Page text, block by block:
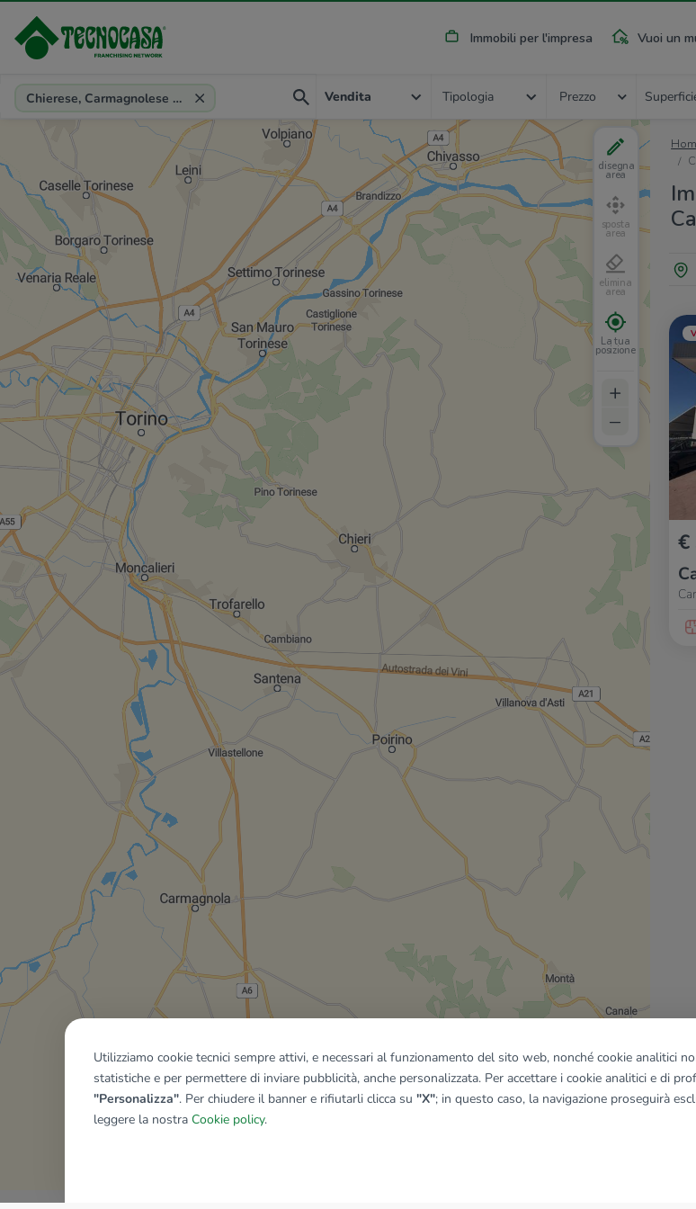
Immobili per l'impresa Vuoi un
Provincia, comune, zona, riferimento
Chierese, Carmagnolese (Torino) Vendita Tipologia Prezzo
€
disegna
area
sposta
area
elimina
area
La tua
posizione
+
–
Mostra tutti gli immobili del riquadro
Utilizziamo cookie tecnici sempre attivi, e necessari al funzionamento del sito web, nonché cookie analitici
statistiche e per permettere di inviare pubblicità, anche personalizzata. Per accettare i cookie analitici e di
"Personalizza". Per chiudere il banner e rifiutarli clicca su "X"; in questo caso, la navigazione proseguirà
leggere la nostra Cookie policy.